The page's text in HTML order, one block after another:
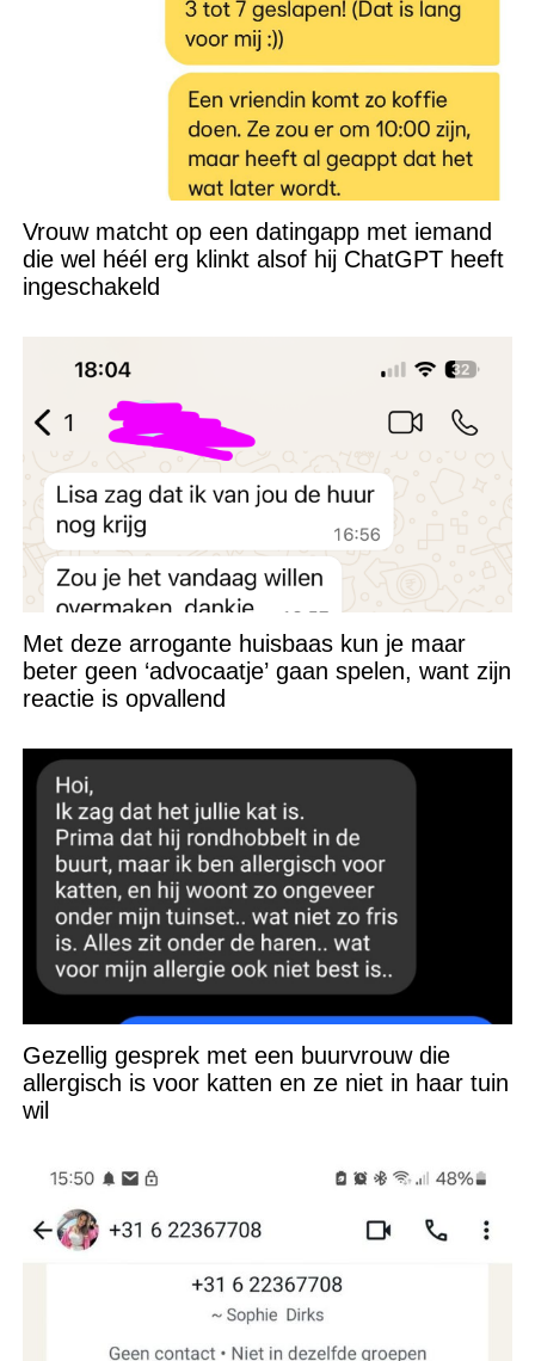
Vrouw matcht op een datingapp met iemand
die wel héél erg klinkt alsof hij ChatGPT heeft
ingeschakeld
Met deze arrogante huisbaas kun je maar
beter geen ‘advocaatje’ gaan spelen, want zijn
reactie is opvallend
Gezellig gesprek met een buurvrouw die
allergisch is voor katten en ze niet in haar tuin
wil